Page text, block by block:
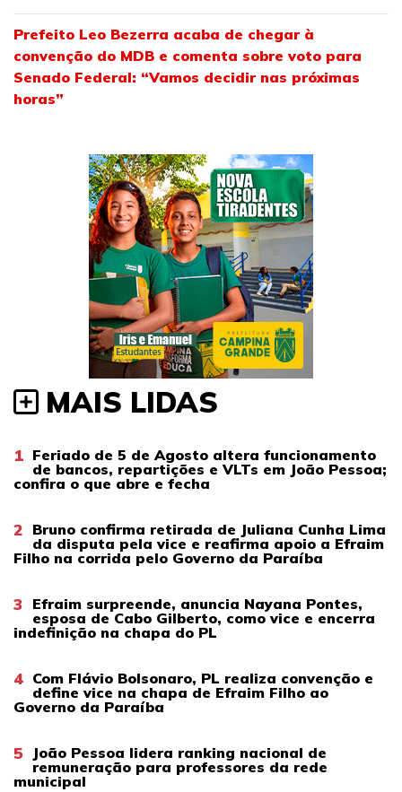
Prefeito Leo Bezerra acaba de chegar à
convenção do MDB e comenta sobre voto para
Senado Federal: “Vamos decidir nas próximas
horas”
MAIS LIDAS
1 Feriado de 5 de Agosto altera funcionamento
de bancos, repartições e VLTs em João Pessoa;
confira o que abre e fecha
2 Bruno confirma retirada de Juliana Cunha Lima
da disputa pela vice e reafirma apoio a Efraim
Filho na corrida pelo Governo da Paraíba
3 Efraim surpreende, anuncia Nayana Pontes,
esposa de Cabo Gilberto, como vice e encerra
indefinição na chapa do PL
4 Com Flávio Bolsonaro, PL realiza convenção e
define vice na chapa de Efraim Filho ao
Governo da Paraíba
5
João Pessoa lidera ranking nacional de
remuneração para professores da rede
municipal